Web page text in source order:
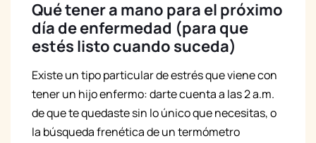
Qué tener a mano para el próximo
día de enfermedad (para que
estés listo cuando suceda)
Existe un tipo particular de estrés que viene con
tener un hijo enfermo: darte cuenta a las 2 a.m.
de que te quedaste sin lo único que necesitas, o
la búsqueda frenética de un termómetro